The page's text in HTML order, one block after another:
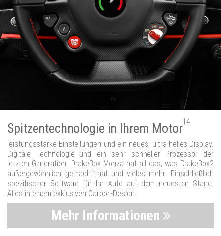
Spitzentechnologie in Ihrem Motor14
leistungsstarke Einstellungen und ein neues, ultra-helles Display.
Digitale Technologie und ein sehr schneller Prozessor der
letzten Generation. DrakeBox Monza hat all das, was DrakeBox2
außergewöhnlich gemacht hat und vieles mehr. Einschließlich
spezifischer Software für Ihr Auto auf dem neuesten Stand.
Alles in einem exklusiven Carbon-Design.
Mehr Informationen